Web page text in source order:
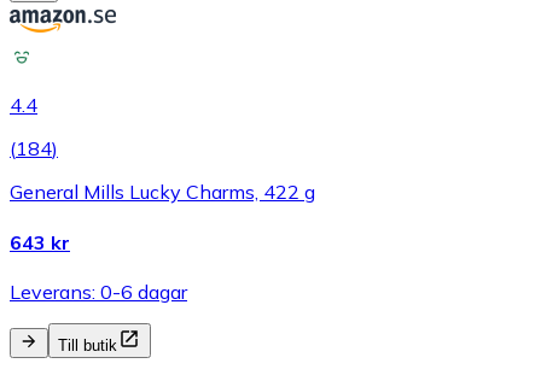
4.4
(184)
General Mills Lucky Charms, 422 g
643 kr
Leverans: 0-6 dagar
Till butik